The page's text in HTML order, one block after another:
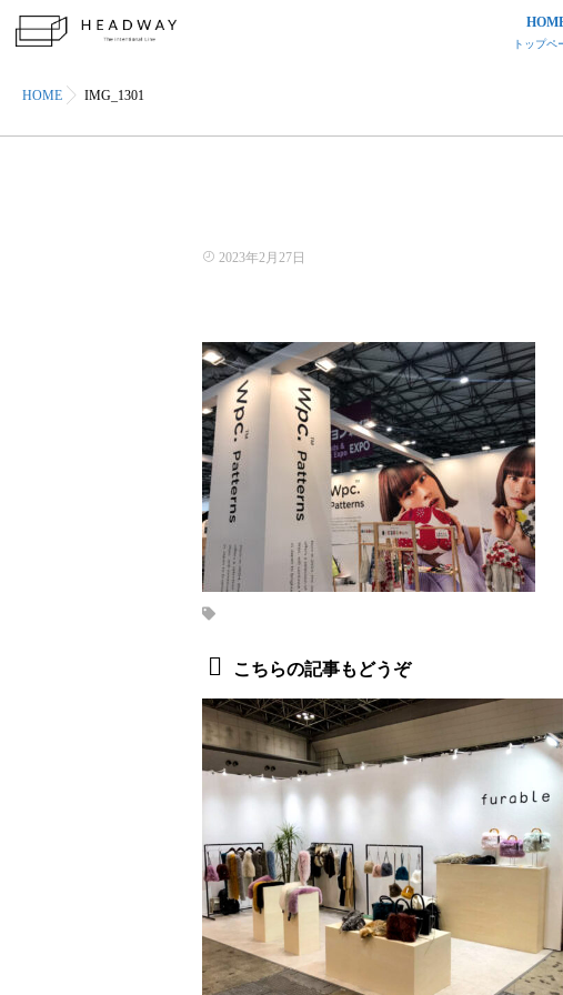
トップペ
HOME IMG_1301
2023年2月27日
こちらの記事もどうぞ